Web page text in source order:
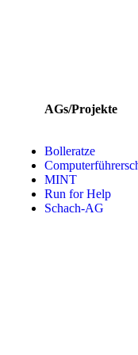
AGs/Projekte
Bolleratze
MINT
Run for Help
Schach-AG